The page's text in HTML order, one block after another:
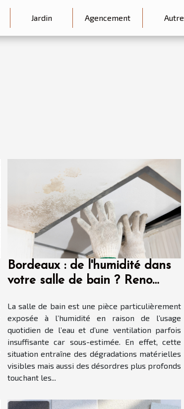
Jardin Agencement Autre
Bordeaux : de l'humidité dans
votre salle de bain ? Reno
dans sa rénovation !
La salle de bain est une pièce particulièrement
exposée à l’humidité en raison de l’usage
quotidien de l’eau et d’une ventilation parfois
insuffisante car sous-estimée. En effet, cette
situation entraîne des dégradations matérielles
visibles mais aussi des désordres plus profonds
touchant les...